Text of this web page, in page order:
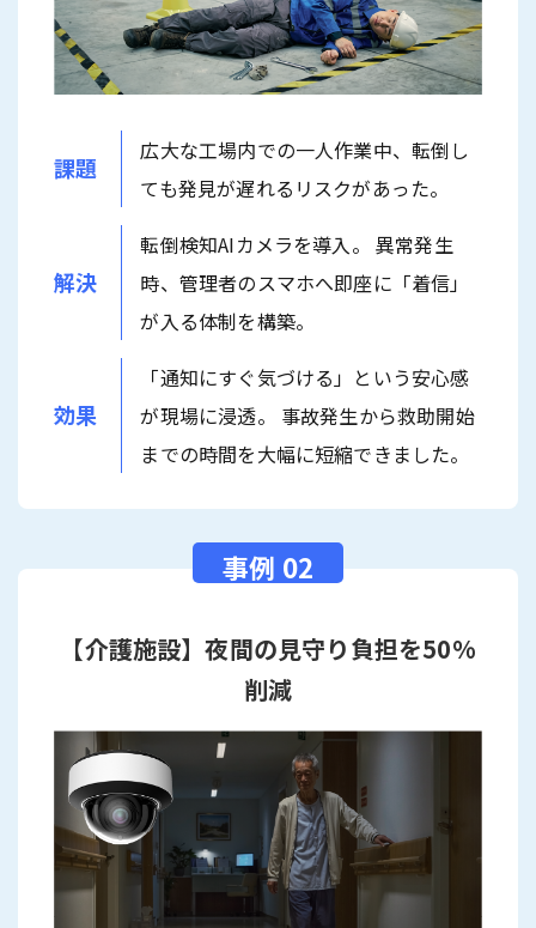
課題
広大な工場内での一人作業中、転倒し
ても発見が遅れるリスクがあった。
解決
転倒検知AIカメラを導入。 異常発生
時、管理者のスマホへ即座に「着信」
が入る体制を構築。
効果
「通知にすぐ気づける」という安心感
が現場に浸透。 事故発生から救助開始
までの時間を大幅に短縮できました。
【介護施設】夜間の見守り負担を50%
削減